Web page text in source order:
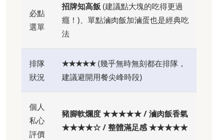
必點
選單
招牌知高飯(建議點大塊的吃得更過
癮！)、單點滷肉飯加滷蛋也是經典吃
法
排隊
狀況
★★★★★(幾乎無時無刻都在排隊，
建議避開用餐尖峰時段)
個人
私心
評價
豬腳軟爛度 ★★★★★ / 滷肉飯香氣
★★★★☆ / 整體滿足感 ★★★★★